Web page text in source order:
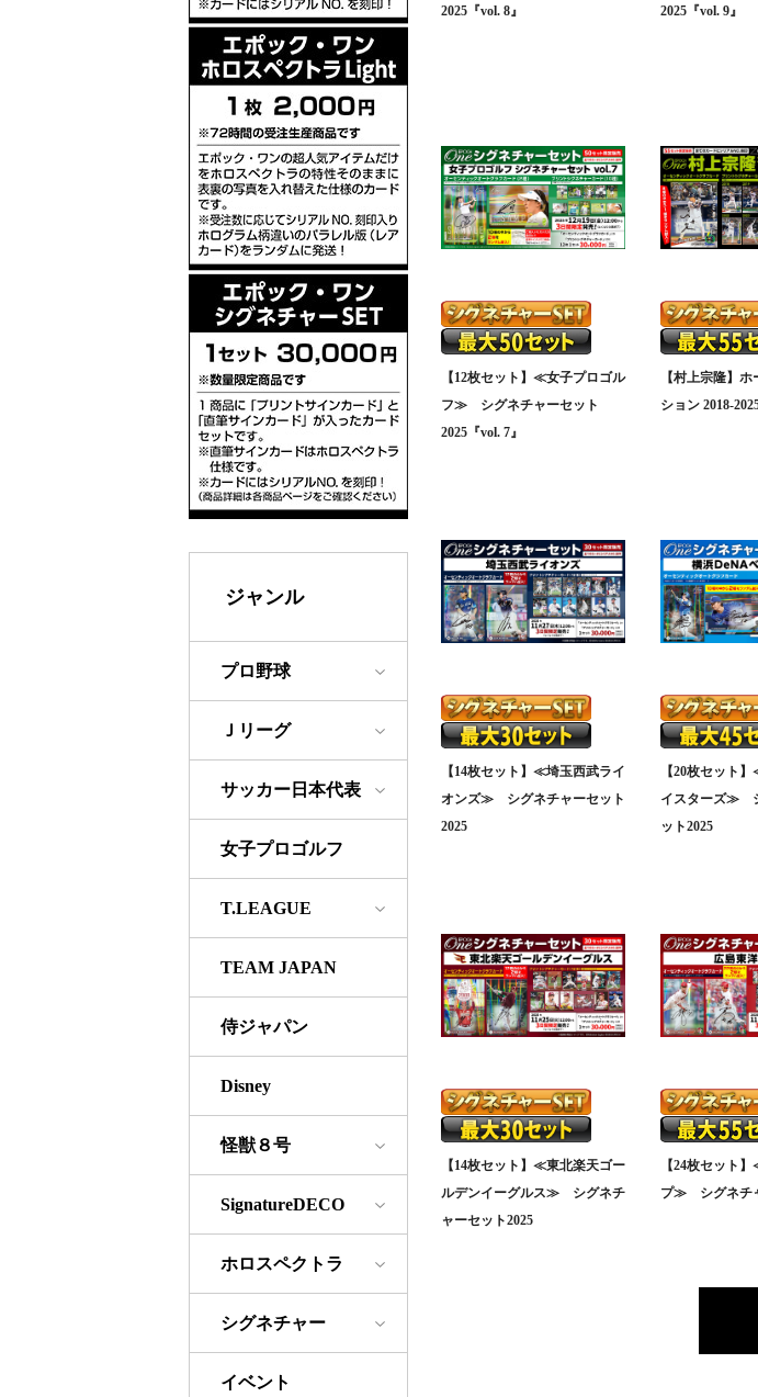
ジャンル
プロ野球
Ｊリーグ
サッカー日本代表
女子プロゴルフ
T.LEAGUE
TEAM JAPAN
侍ジャパン
Disney
怪獣８号
SignatureDECO
ホロスペクトラ
シグネチャー
イベント
2025『vol. 8』
2025『vol. 9』
【12枚セット】≪女子プロゴル
フ≫ シグネチャーセット
2025『vol. 7』
【村上宗隆】
ション 2018-
【14枚セット】≪埼玉西武ライ
オンズ≫ シグネチャーセット
2025
【20枚セット
イスターズ≫
ット2025
【14枚セット】≪東北楽天ゴー
ルデンイーグルス≫ シグネチ
ャーセット2025
【24枚セット
プ≫ シグネチ